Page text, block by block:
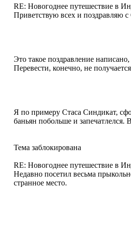
RE: Новогоднее путешествие в
Приветствую всех и поздравляю
Это такое поздравление
Перевести, конечно, не
Я по примеру Стаса Синдикат,
баньян побольше и запечатлелся.
Тема заблокирована
RE: Новогоднее путешествие в
Недавно посетил весьма
странное место.